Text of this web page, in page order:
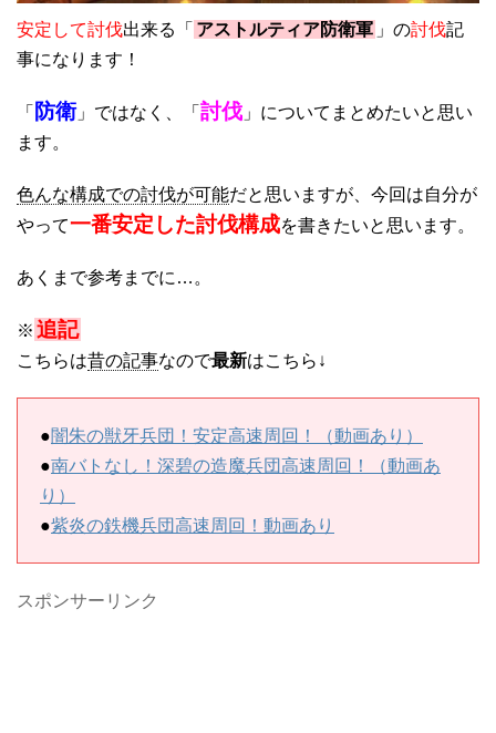
安定して討伐出来る「 アストルティア防衛軍 」の討伐記
事になります！
「 防衛」ではなく、「 討伐 」についてまとめたいと思い
ます。
色んな構成での討伐が可能だと思いますが、今回は自分が
やって一番安定した討伐構成を書きたいと思います。
あくまで参考までに…。
※ 追記
こちらは昔の記事なので最新はこちら↓
●闇朱の獣牙兵団！安定高速周回！（動画あり）
●南バトなし！深碧の造魔兵団高速周回！（動画あ
り）
●紫炎の鉄機兵団高速周回！動画あり
スポンサーリンク